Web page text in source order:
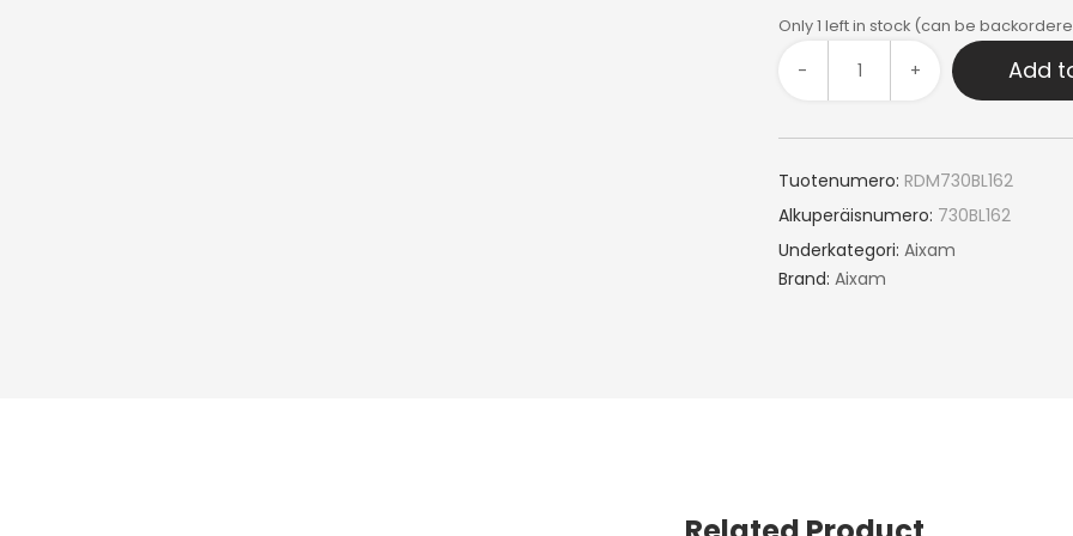
Only 1 left in stock (can be
- + Add
Tuotenumero: RDM730BL162
Alkuperäisnumero: 730BL162
Underkategori: Aixam
Brand: Aixam